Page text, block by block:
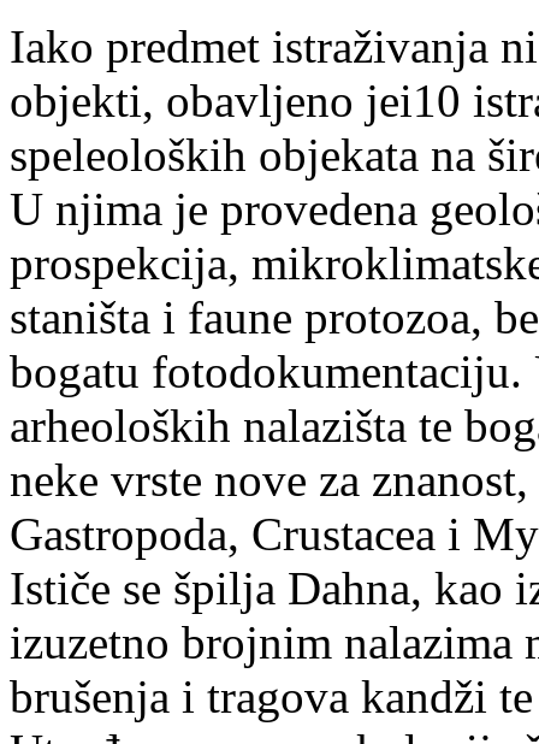
Iako predmet istraživanja
objekti, obavljeno jei10
speleoloških objekata na
U njima je provedena
prospekcija,
staništa i faune protozoa,
bogatu
arheoloških nalazišta te
neke vrste nove za
Gastropoda, Crustacea i
Ističe se špilja Dahna, kao
izuzetno brojnim nalazima
brušenja i tragova kandži